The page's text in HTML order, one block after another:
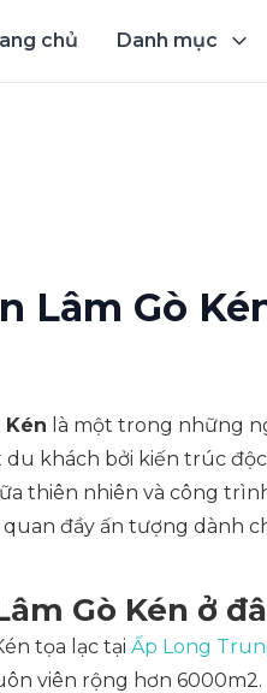
chủ Danh mục
Lâm Gò
Kén là một trong những
khách bởi kiến trúc
thiên nhiên và công
đầy ấn tượng dành
Gò Kén ở
tọa lạc tại Ấp Long
viên rộng hơn